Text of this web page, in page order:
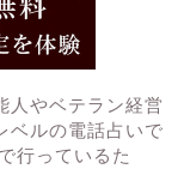
人やベテラン経営
ベルの電話占いで
行っているた